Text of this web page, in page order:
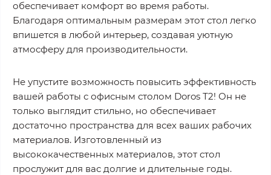
обеспечивает комфорт во время работы.
Благодаря оптимальным размерам этот стол легко
впишется в любой интерьер, создавая уютную
атмосферу для производительности.
Не упустите возможность повысить эффективность
вашей работы с офисным столом Doros Т2! Он не
только выглядит стильно, но обеспечивает
достаточно пространства для всех ваших рабочих
материалов. Изготовленный из
высококачественных материалов, этот стол
прослужит для вас долгие и длительные годы.